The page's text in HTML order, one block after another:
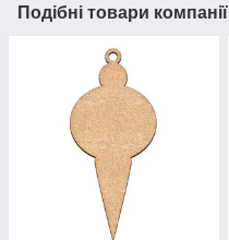
Подібні товари компанії